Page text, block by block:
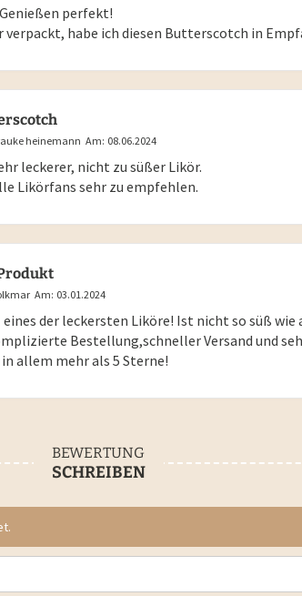
perfekt!
verpackt, habe ich diesen Butterscotch in
heinemann Am: 08.06.2024
leckerer, nicht zu süßer Likör.
Likörfans sehr zu empfehlen.
Am: 03.01.2024
eines der leckersten Liköre! Ist nicht so süß
Bestellung,schneller Versand und
allem mehr als 5 Sterne!
BEWERTUNG
SCHREIBEN